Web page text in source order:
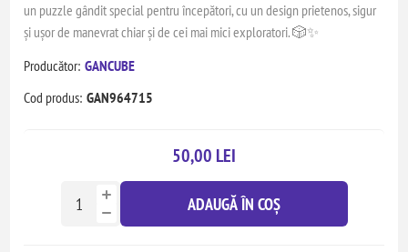
un puzzle gândit special pentru începători, cu un design prietenos, sigur
și ușor de manevrat chiar și de cei mai mici exploratori. 🎲✨
Producător: GANCUBE
Cod produs: GAN964715
50,00 LEI
ADAUGĂ ÎN COȘ